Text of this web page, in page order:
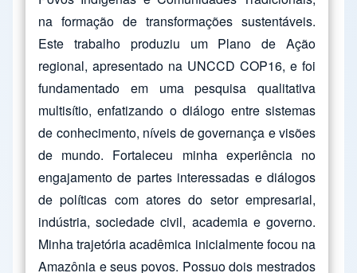
na formação de transformações sustentáveis.
Este trabalho produziu um Plano de Ação
regional, apresentado na UNCCD COP16, e foi
fundamentado em uma pesquisa qualitativa
multisítio, enfatizando o diálogo entre sistemas
de conhecimento, níveis de governança e visões
de mundo. Fortaleceu minha experiência no
engajamento de partes interessadas e diálogos
de políticas com atores do setor empresarial,
indústria, sociedade civil, academia e governo.
Minha trajetória acadêmica inicialmente focou na
Amazônia e seus povos. Possuo dois mestrados